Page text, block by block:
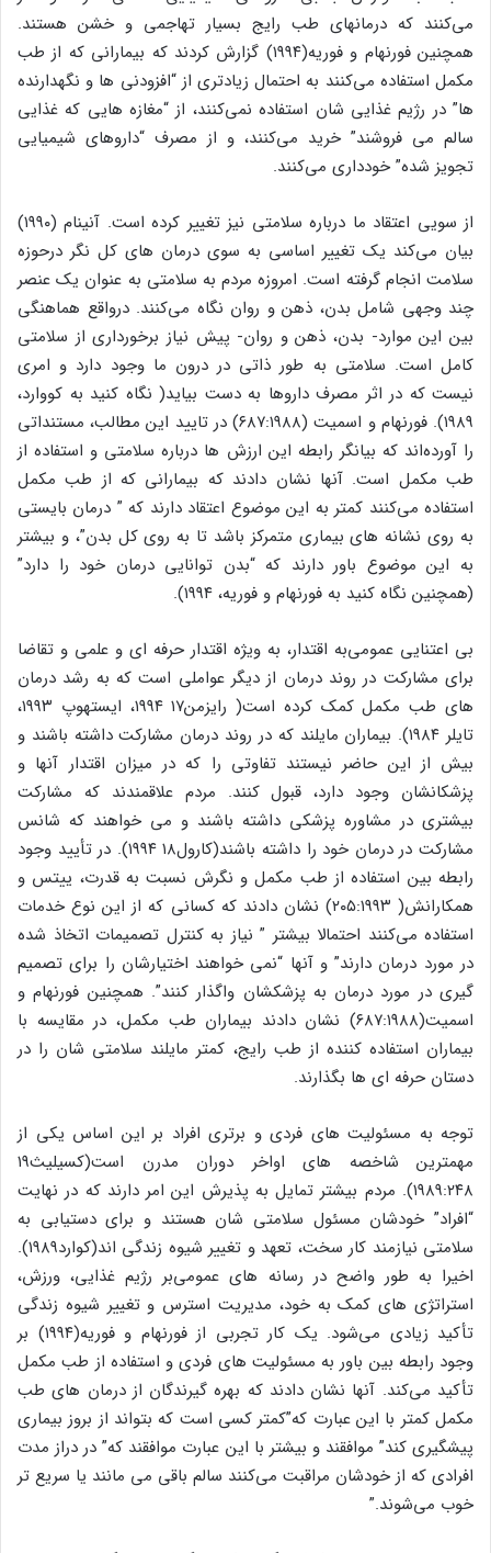
می‌کنند که درمانهای طب رایج بسیار تهاجمی و خشن هستند.
همچنین فورنهام و فوریه(۱۹۹۴) گزارش کردند که بیمارانی که از طب
مکمل استفاده می‌کنند به احتمال زیادتری از “افزودنی ها و نگهدارنده
ها” در رژیم غذایی شان استفاده نمی‌کنند، از “مغازه هایی که غذایی
سالم می فروشند” خرید می‌کنند، و از مصرف “داروهای شیمیایی
تجویز شده” خودداری می‌کنند.
از سویی اعتقاد ما درباره سلامتی نیز تغییر کرده است. آنینام (۱۹۹۰)
بیان می‌کند یک تغییر اساسی به سوی درمان های کل نگر درحوزه
سلامت انجام گرفته است. امروزه مردم به سلامتی به عنوان یک عنصر
چند وجهی شامل بدن، ذهن و روان نگاه می‌کنند. درواقع هماهنگی
بین این موارد- بدن، ذهن و روان- پیش نیاز برخورداری از سلامتی
کامل است. سلامتی به طور ذاتی در درون ما وجود دارد و امری
نیست که در اثر مصرف داروها به دست بیاید( نگاه کنید به کووارد،
۱۹۸۹). فورنهام و اسمیت (۶۸۷:۱۹۸۸) در تایید این مطالب، مستنداتی
را آورده‌اند که بیانگر رابطه این ارزش ها درباره سلامتی و استفاده از
طب مکمل است. آنها نشان دادند که بیمارانی که از طب مکمل
استفاده می‌کنند کمتر به این موضوع اعتقاد دارند که ” درمان بایستی
به روی نشانه های بیماری متمرکز باشد تا به روی کل بدن”، و بیشتر
به این موضوع باور دارند که “بدن توانایی درمان خود را دارد”
(همچنین نگاه کنید به فورنهام و فوریه، ۱۹۹۴).
بی اعتنایی عمومی‌به اقتدار، به ویژه اقتدار حرفه ای و علمی و تقاضا
برای مشارکت در روند درمان از دیگر عواملی است که به رشد درمان
های طب مکمل کمک کرده است( رایزمن۱۷ ۱۹۹۴، ایستهوپ ۱۹۹۳،
تایلر ۱۹۸۴). بیماران مایلند که در روند درمان مشارکت داشته باشند و
بیش از این حاضر نیستند تفاوتی را که در میزان اقتدار آنها و
پزشکانشان وجود دارد، قبول کنند. مردم علاقمندند که مشارکت
بیشتری در مشاوره پزشکی داشته باشند و می خواهند که شانس
مشارکت در درمان خود را داشته باشند(کارول۱۸ ۱۹۹۴). در تأیید وجود
رابطه بین استفاده از طب مکمل و نگرش نسبت به قدرت، ییتس و
همکارانش( ۲۰۵:۱۹۹۳) نشان دادند که کسانی که از این نوع خدمات
استفاده می‌کنند احتمالا بیشتر ” نیاز به کنترل تصمیمات اتخاذ شده
در مورد درمان دارند” و آنها “نمی خواهند اختیارشان را برای تصمیم
گیری در مورد درمان به پزشکشان واگذار کنند”. همچنین فورنهام و
اسمیت(۶۸۷:۱۹۸۸) نشان دادند بیماران طب مکمل، در مقایسه با
بیماران استفاده کننده از طب رایج، کمتر مایلند سلامتی شان را در
دستان حرفه ای ها بگذارند.
توجه به مسئولیت های فردی و برتری افراد بر این اساس یکی از
مهمترین شاخصه های اواخر دوران مدرن است(کسیلیث۱۹
۱۹۸۹:۲۴۸). مردم بیشتر تمایل به پذیرش این امر دارند که در نهایت
“افراد” خودشان مسئول سلامتی شان هستند و برای دستیابی به
سلامتی نیازمند کار سخت، تعهد و تغییر شیوه زندگی اند(کوارد۱۹۸۹).
اخیرا به طور واضح در رسانه های عمومی‌بر رژیم غذایی، ورزش،
استراتژی های کمک به خود، مدیریت استرس و تغییر شیوه زندگی
تأکید زیادی می‌شود. یک کار تجربی از فورنهام و فوریه(۱۹۹۴) بر
وجود رابطه بین باور به مسئولیت های فردی و استفاده از طب مکمل
تأکید می‌کند. آنها نشان دادند که بهره گیرندگان از درمان های طب
مکمل کمتر با این عبارت که”کمتر کسی است که بتواند از بروز بیماری
پیشگیری کند” موافقند و بیشتر با این عبارت موافقند که” در دراز مدت
افرادی که از خودشان مراقبت می‌کنند سالم باقی می مانند یا سریع تر
خوب می‌شوند.”